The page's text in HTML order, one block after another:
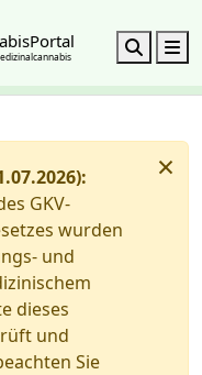
Search
×
GKV-
wurden
und
dieses
und
Sie